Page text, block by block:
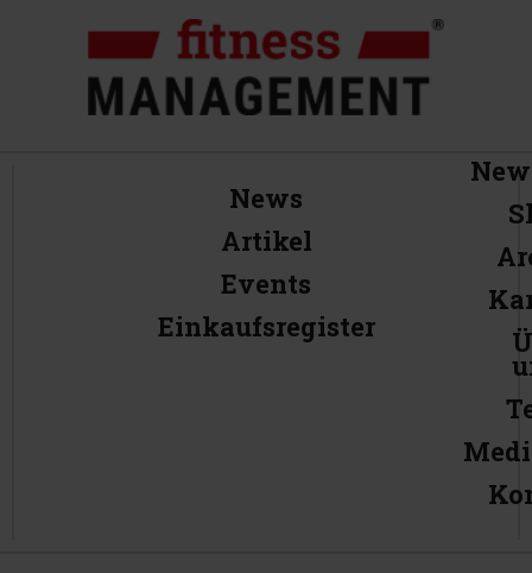
News
Artikel
Events
Einkaufsregister